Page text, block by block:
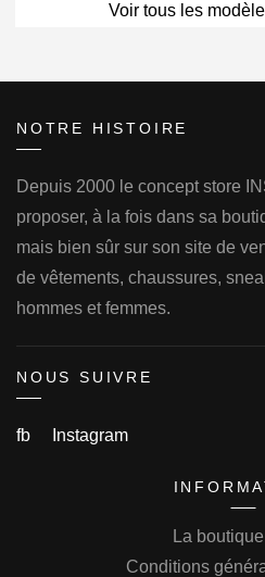
Voir tous les
NOTRE HISTOIRE
Depuis 2000 le concept store
proposer, à la fois dans sa
mais bien sûr sur son site de
de vêtements, chaussures,
hommes et femmes.
NOUS SUIVRE
fb Instagram
La
Conditions